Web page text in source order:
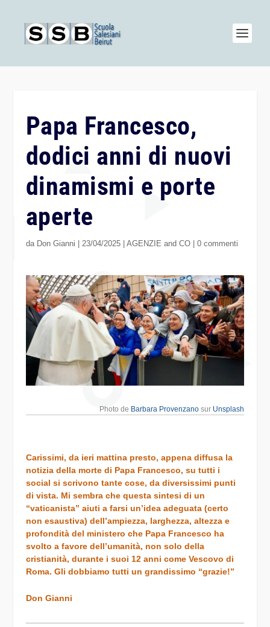
Papa Francesco,
dodici anni di nuovi
dinamismi e porte
aperte
da Don Gianni 23/04/2025| AGENZIE and CO| 0 commenti
Photo de Barbara Provenzano sur Unsplash
Carissimi, da ieri mattina presto, appena diffusa la
notizia della morte di Papa Francesco, su tutti i
social si scrivono tante cose, da diversissimi punti
di vista. Mi sembra che questa sintesi di un
“vaticanista” aiuti a farsi un’idea adeguata (certo
non esaustiva) dell’ampiezza, larghezza, altezza e
profondità del ministero che Papa Francesco ha
svolto a favore dell’umanità, non solo della
cristianità, durante i suoi 12 anni come Vescovo di
Roma. Gli dobbiamo tutti un grandissimo “grazie!”
Don Gianni